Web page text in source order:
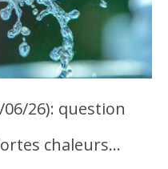
06/26): question
chaleurs…